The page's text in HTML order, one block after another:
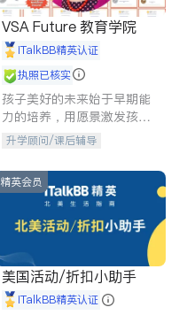
VSA Future 教育学院
iTalkBB精英认证
执照已核实
孩子美好的未来始于早期能
力的培养，用愿景激发孩子
的学习潜力和动力。理念：
拥有成长型心态是成功的基
石。
升学顾问/课后辅导
精英会员
美国活动/折扣小助手
iTalkBB精英认证